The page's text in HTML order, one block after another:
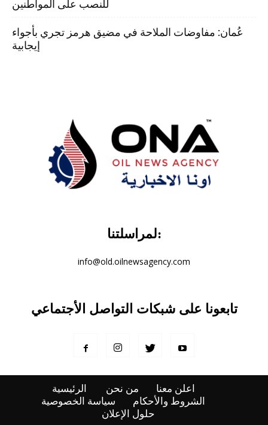
للنصب على المواطنين
عُمان: مفاوضات الملاحة في مضيق هرمز تجري بأجواء
إيجابية
لمراسلتنا:
info@old.oilnewsagency.com
تابعونا على شبكات التواصل الأجتماعي
الرئيسية من نحن
اعلن معنا
سياسة الخصوصية
الشروط والأحكام
حلول الإعلان